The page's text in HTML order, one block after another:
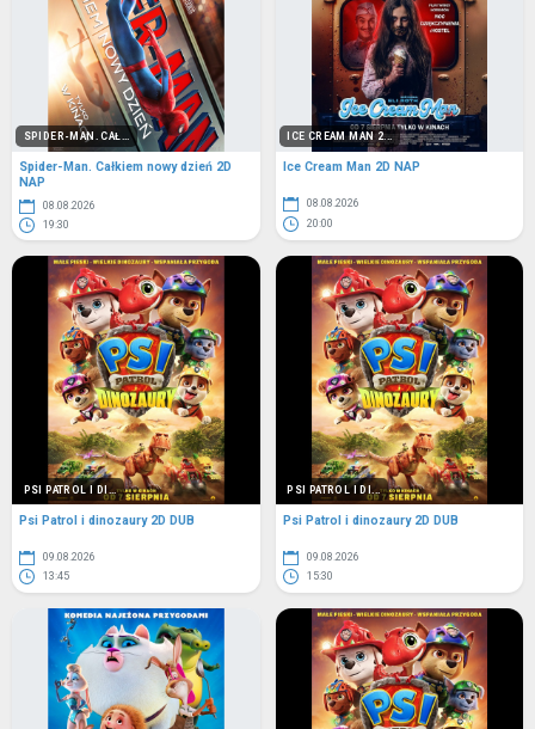
SPIDER-MAN. CAŁ...
Spider-Man. Całkiem nowy dzień 2D
NAP
08.08.2026
19:30
ICE CREAM MAN 2...
Ice Cream Man 2D NAP
08.08.2026
20:00
PSI PATROL I DI...
Psi Patrol i dinozaury 2D DUB
09.08.2026
13:45
PSI PATROL I DI...
Psi Patrol i dinozaury 2D DUB
09.08.2026
15:30